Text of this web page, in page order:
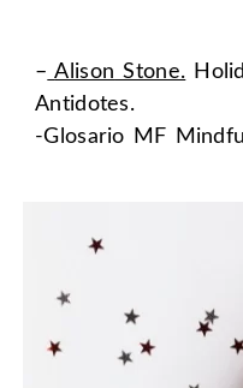
– Alison Stone.
Antidotes.
-Glosario MF